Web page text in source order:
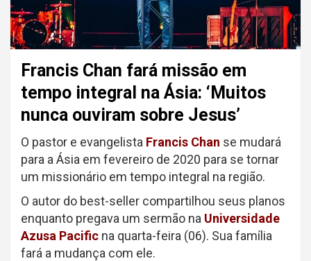
Francis Chan fará missão em
tempo integral na Ásia: ‘Muitos
nunca ouviram sobre Jesus’
O pastor e evangelista Francis Chan se mudará
para a Ásia em fevereiro de 2020 para se tornar
um missionário em tempo integral na região.
O autor do best-seller compartilhou seus planos
enquanto pregava um sermão na Universidade
Azusa Pacific na quarta-feira (06). Sua família
fará a mudança com ele.